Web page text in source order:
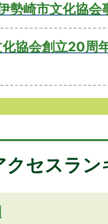
勢崎市文化協会
協会創立20周
クセスラン